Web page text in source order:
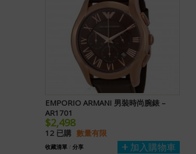
EMPORIO ARMANI 男裝時尚腕錶 –
AR1701
$2,498
12 已購 數量有限
加入購物車
收藏清單 / 分享